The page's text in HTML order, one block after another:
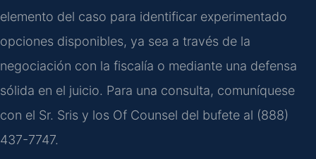
elemento del caso para identificar experimentado
opciones disponibles, ya sea a través de la
negociación con la fiscalía o mediante una defensa
sólida en el juicio. Para una consulta, comuníquese
con el Sr. Sris y los Of Counsel del bufete al (888)
437-7747.